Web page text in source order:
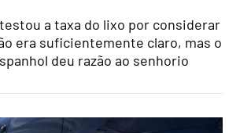
a taxa do lixo por considerar
era suficientemente claro, mas o
deu razão ao senhorio